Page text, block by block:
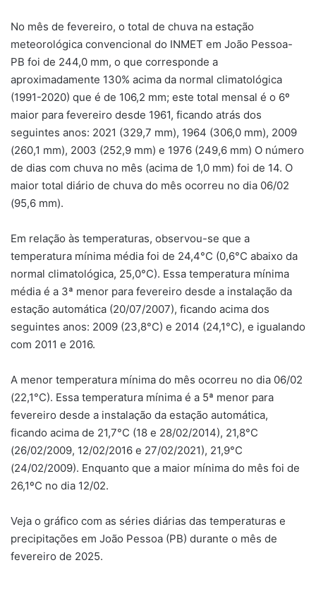
No mês de fevereiro, o total de chuva na estação
meteorológica convencional do INMET em João Pessoa-
PB foi de 244,0 mm, o que corresponde a
aproximadamente 130% acima da normal climatológica
(1991-2020) que é de 106,2 mm; este total mensal é o 6º
maior para fevereiro desde 1961, ficando atrás dos
seguintes anos: 2021 (329,7 mm), 1964 (306,0 mm), 2009
(260,1 mm), 2003 (252,9 mm) e 1976 (249,6 mm) O número
de dias com chuva no mês (acima de 1,0 mm) foi de 14. O
maior total diário de chuva do mês ocorreu no dia 06/02
(95,6 mm).
Em relação às temperaturas, observou-se que a
temperatura mínima média foi de 24,4°C (0,6°C abaixo da
normal climatológica, 25,0°C). Essa temperatura mínima
média é a 3ª menor para fevereiro desde a instalação da
estação automática (20/07/2007), ficando acima dos
seguintes anos: 2009 (23,8°C) e 2014 (24,1°C), e igualando
com 2011 e 2016.
A menor temperatura mínima do mês ocorreu no dia 06/02
(22,1°C). Essa temperatura mínima é a 5ª menor para
fevereiro desde a instalação da estação automática,
ficando acima de 21,7°C (18 e 28/02/2014), 21,8°C
(26/02/2009, 12/02/2016 e 27/02/2021), 21,9°C
(24/02/2009). Enquanto que a maior mínima do mês foi de
26,1ºC no dia 12/02.
Veja o gráfico com as séries diárias das temperaturas e
precipitações em João Pessoa (PB) durante o mês de
fevereiro de 2025.